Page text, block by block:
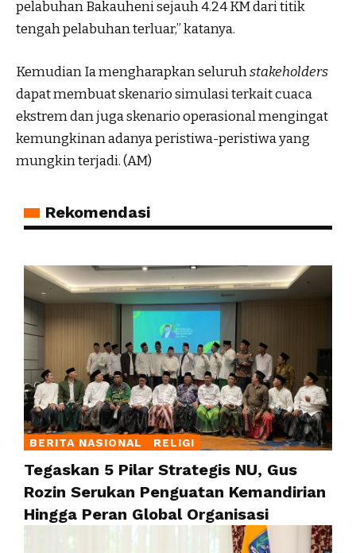
pelabuhan Bakauheni sejauh 4.24 KM dari titik
tengah pelabuhan terluar,” katanya.
Kemudian Ia mengharapkan seluruhstakeholders
dapat membuat skenario simulasi terkait cuaca
ekstrem dan juga skenario operasional mengingat
kemungkinan adanya peristiwa-peristiwa yang
mungkin terjadi. (AM)
Rekomendasi
BERITA NASIONAL RELIGI
Tegaskan 5 Pilar Strategis NU, Gus
Rozin Serukan Penguatan Kemandirian
Hingga Peran Global Organisasi